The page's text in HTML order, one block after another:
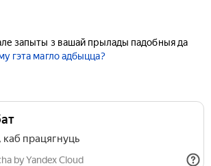
запыты з вашай прылады падобныя да
гэта магло адбыцца?
каб працягнуць
by Yandex Cloud